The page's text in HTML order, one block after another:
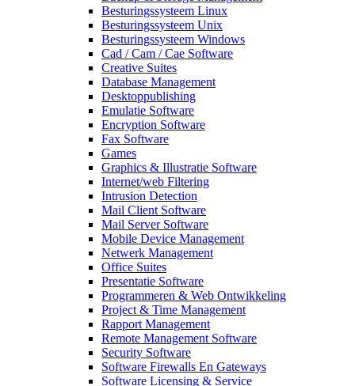
Besturingssysteem Linux
Besturingssysteem Unix
Besturingssysteem Windows
Cad / Cam / Cae Software
Creative Suites
Database Management
Desktoppublishing
Emulatie Software
Encryption Software
Fax Software
Games
Graphics & Illustratie Software
Internet/web Filtering
Intrusion Detection
Mail Client Software
Mail Server Software
Mobile Device Management
Netwerk Management
Office Suites
Presentatie Software
Programmeren & Web Ontwikkeling
Project & Time Management
Rapport Management
Remote Management Software
Security Software
Software Firewalls En Gateways
Software Licensing & Service